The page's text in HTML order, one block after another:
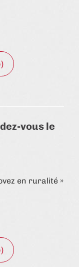
vous le
en ruralité »